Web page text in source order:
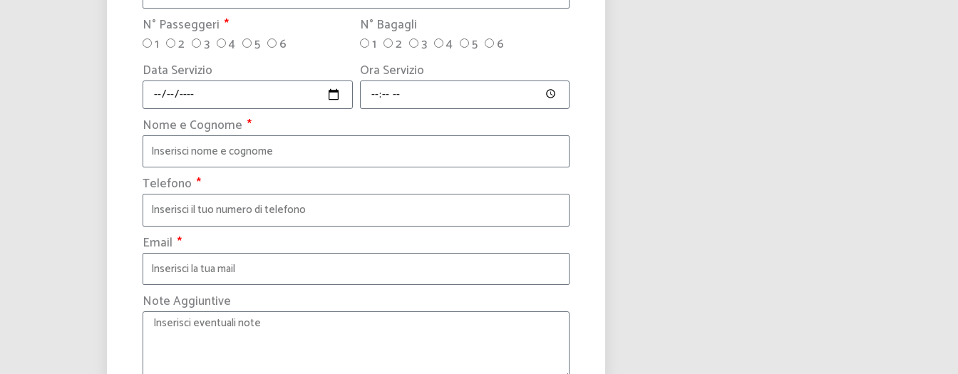
N° Passeggeri
1
2 3 4 5 6
N° Bagagli
1
2 3 4 5
6
Data Servizio
Ora Servizio
Nome e Cognome
Telefono
Email
Note Aggiuntive